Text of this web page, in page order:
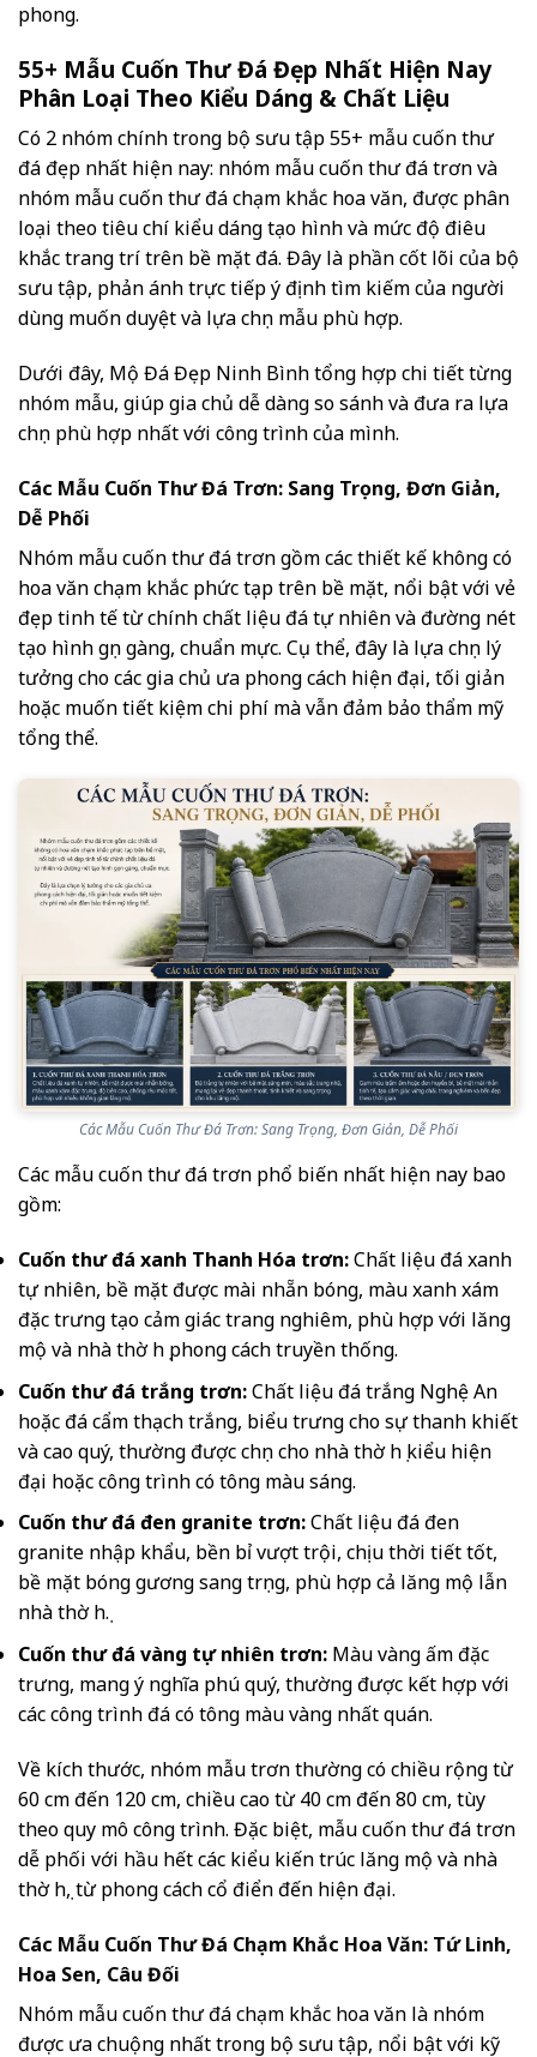
phong.
55+ Mẫu Cuốn Thư Đá Đẹp Nhất Hiện Nay
Phân Loại Theo Kiểu Dáng & Chất Liệu
Có 2 nhóm chính trong bộ sưu tập 55+ mẫu cuốn thư
đá đẹp nhất hiện nay: nhóm mẫu cuốn thư đá trơn và
nhóm mẫu cuốn thư đá chạm khắc hoa văn, được phân
loại theo tiêu chí kiểu dáng tạo hình và mức độ điêu
khắc trang trí trên bề mặt đá. Đây là phần cốt lõi của bộ
sưu tập, phản ánh trực tiếp ý định tìm kiếm của người
dùng muốn duyệt và lựa chọn mẫu phù hợp.
Dưới đây, Mộ Đá Đẹp Ninh Bình tổng hợp chi tiết từng
nhóm mẫu, giúp gia chủ dễ dàng so sánh và đưa ra lựa
chọn phù hợp nhất với công trình của mình.
Các Mẫu Cuốn Thư Đá Trơn: Sang Trọng, Đơn Giản,
Dễ Phối
Nhóm mẫu cuốn thư đá trơn gồm các thiết kế không có
hoa văn chạm khắc phức tạp trên bề mặt, nổi bật với vẻ
đẹp tinh tế từ chính chất liệu đá tự nhiên và đường nét
tạo hình gọn gàng, chuẩn mực. Cụ thể, đây là lựa chọn lý
tưởng cho các gia chủ ưa phong cách hiện đại, tối giản
hoặc muốn tiết kiệm chi phí mà vẫn đảm bảo thẩm mỹ
tổng thể.
Các Mẫu Cuốn Thư Đá Trơn: Sang Trọng, Đơn Giản, Dễ Phối
Các mẫu cuốn thư đá trơn phổ biến nhất hiện nay bao
gồm:
Cuốn thư đá xanh Thanh Hóa trơn:Chất liệu đá xanh
tự nhiên, bề mặt được mài nhẵn bóng, màu xanh xám
đặc trưng tạo cảm giác trang nghiêm, phù hợp với lăng
mộ và nhà thờ họ phong cách truyền thống.
Cuốn thư đá trắng trơn:Chất liệu đá trắng Nghệ An
hoặc đá cẩm thạch trắng, biểu trưng cho sự thanh khiết
và cao quý, thường được chọn cho nhà thờ họ kiểu hiện
đại hoặc công trình có tông màu sáng.
Cuốn thư đá đen granite trơn:Chất liệu đá đen
granite nhập khẩu, bền bỉ vượt trội, chịu thời tiết tốt,
bề mặt bóng gương sang trọng, phù hợp cả lăng mộ lẫn
nhà thờ họ.
Cuốn thư đá vàng tự nhiên trơn: Màu vàng ấm đặc
trưng, mang ý nghĩa phú quý, thường được kết hợp với
các công trình đá có tông màu vàng nhất quán.
Về kích thước, nhóm mẫu trơn thường có chiều rộng từ
60 cm đến 120 cm, chiều cao từ 40 cm đến 80 cm, tùy
theo quy mô công trình. Đặc biệt, mẫu cuốn thư đá trơn
dễ phối với hầu hết các kiểu kiến trúc lăng mộ và nhà
thờ họ, từ phong cách cổ điển đến hiện đại.
Các Mẫu Cuốn Thư Đá Chạm Khắc Hoa Văn: Tứ Linh,
Hoa Sen, Câu Đối
Nhóm mẫu cuốn thư đá chạm khắc hoa văn là nhóm
được ưa chuộng nhất trong bộ sưu tập, nổi bật với kỹ